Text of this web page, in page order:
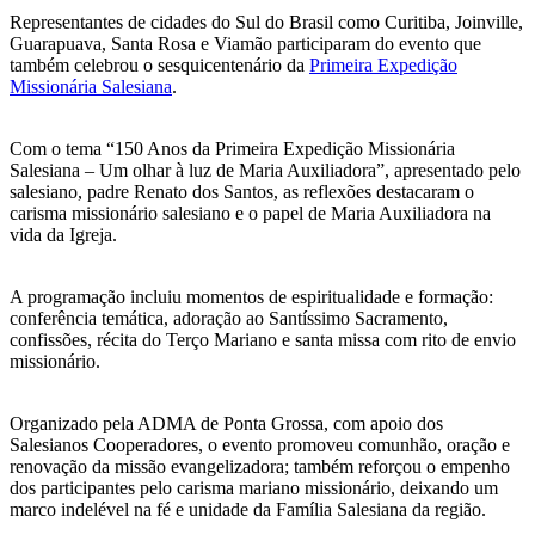
Representantes de cidades do Sul do Brasil como Curitiba, Joinville,
Guarapuava, Santa Rosa e Viamão participaram do evento que
também celebrou o sesquicentenário da Primeira Expedição
Missionária Salesiana.
Com o tema “150 Anos da Primeira Expedição Missionária
Salesiana – Um olhar à luz de Maria Auxiliadora”, apresentado pelo
salesiano, padre Renato dos Santos, as reflexões destacaram o
carisma missionário salesiano e o papel de Maria Auxiliadora na
vida da Igreja.
A programação incluiu momentos de espiritualidade e formação:
conferência temática, adoração ao Santíssimo Sacramento,
confissões, récita do Terço Mariano e santa missa com rito de envio
missionário.
Organizado pela ADMA de Ponta Grossa, com apoio dos
Salesianos Cooperadores, o evento promoveu comunhão, oração e
renovação da missão evangelizadora; também reforçou o empenho
dos participantes pelo carisma mariano missionário, deixando um
marco indelével na fé e unidade da Família Salesiana da região.